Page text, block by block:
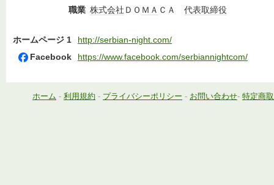
職業 株式会社 ＤＯ ＭＡ ＣＡ 代表取締役
ホームページ 1
http://serbian-night.com/
Facebook
https://www.facebook.com/serbiannightcom/
ホーム - 利用規約 - プライバシーポリシー - お問い合わせ- 特定商